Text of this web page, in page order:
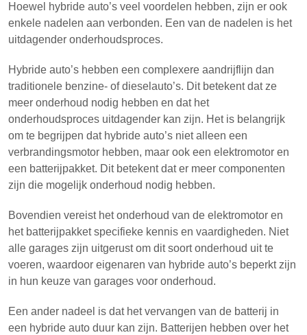
Hoewel hybride auto’s veel voordelen hebben, zijn er ook
enkele nadelen aan verbonden. Een van de nadelen is het
uitdagender onderhoudsproces.
Hybride auto’s hebben een complexere aandrijflijn dan
traditionele benzine- of dieselauto’s. Dit betekent dat ze
meer onderhoud nodig hebben en dat het
onderhoudsproces uitdagender kan zijn. Het is belangrijk
om te begrijpen dat hybride auto’s niet alleen een
verbrandingsmotor hebben, maar ook een elektromotor en
een batterijpakket. Dit betekent dat er meer componenten
zijn die mogelijk onderhoud nodig hebben.
Bovendien vereist het onderhoud van de elektromotor en
het batterijpakket specifieke kennis en vaardigheden. Niet
alle garages zijn uitgerust om dit soort onderhoud uit te
voeren, waardoor eigenaren van hybride auto’s beperkt zijn
in hun keuze van garages voor onderhoud.
Een ander nadeel is dat het vervangen van de batterij in
een hybride auto duur kan zijn. Batterijen hebben over het